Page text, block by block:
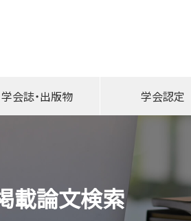
学会誌・出版物 学会認定
載論文検索